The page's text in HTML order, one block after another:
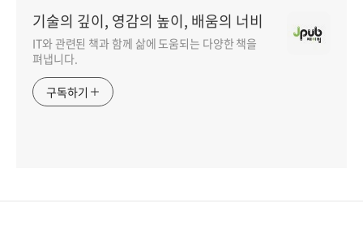
기술의 깊이, 영감의 높이, 배움의 너비
IT와 관련된 책과 함께 삶에 도움되는 다양한 책을
펴냅니다.
구독하기